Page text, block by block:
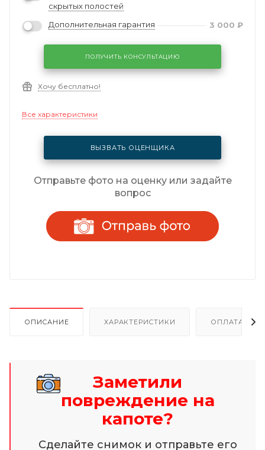
скрытых полостей
Дополнительная гарантия 3 000 ₽
ПОЛУЧИТЬ КОНСУЛЬТАЦИЮ
Хочу бесплатно!
Все характеристики
ВЫЗВАТЬ ОЦЕНЩИКА
Отправьте фото на оценку или задайте
вопрос
ОПИСАНИЕ ХАРАКТЕРИСТИКИ ОПЛАТА И
Заметили
повреждение на
капоте?
Сделайте снимок и отправьте его